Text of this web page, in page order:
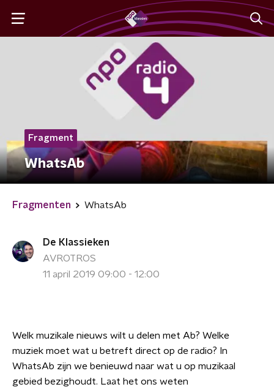
Fragment
WhatsAb
Fragmenten WhatsAb
De Klassieken
AVROTROS
11 april 2019 09:00 - 12:00
Welk muzikale nieuws wilt u delen met Ab? Welke
muziek moet wat u betreft direct op de radio? In
WhatsAb zijn we benieuwd naar wat u op muzikaal
gebied bezighoudt. Laat het ons weten